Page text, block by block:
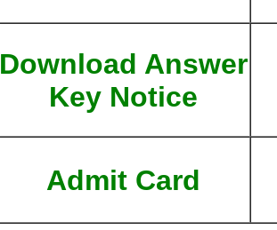
Download Answer
Key Notice
Admit Card